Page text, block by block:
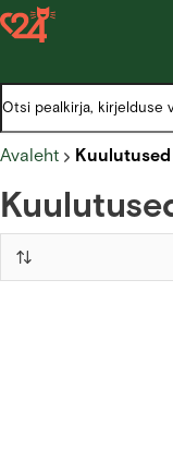
Avaleht Kuulutused
MÜÜA EESTI HAGIJA